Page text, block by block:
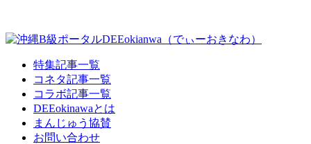
特集記事一覧
コネタ記事一覧
コラボ記事一覧
DEEokinawaとは
まんじゅう協賛
お問い合わせ